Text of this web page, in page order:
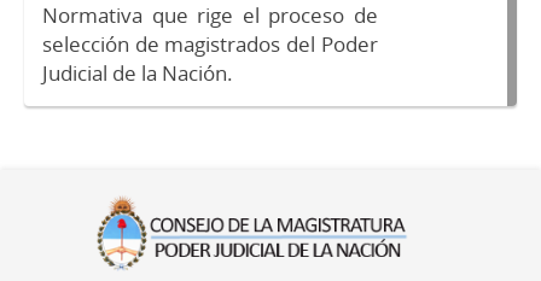
Normativa que rige el proceso de
selección de magistrados del Poder
Judicial de la Nación.